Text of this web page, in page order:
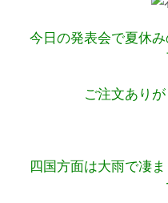
今日の発表会で夏休
ご注文ありが
四国方面は大雨で凄